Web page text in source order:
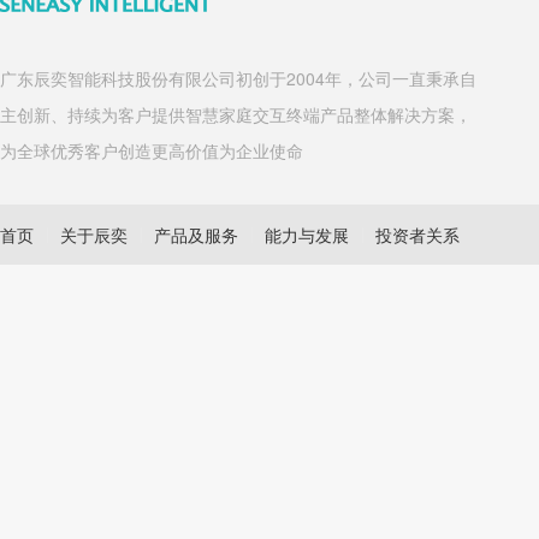
广东辰奕智能科技股份有限公司初创于2004年，公司一直秉承自
主创新、持续为客户提供智慧家庭交互终端产品整体解决方案，
为全球优秀客户创造更高价值为企业使命
首页 关于辰奕 产品及服务 能力与发展 投资者关系